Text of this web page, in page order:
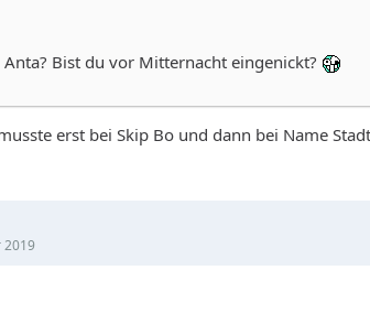
Anta? Bist du vor Mitternacht eingenickt?
erst bei Skip Bo und dann bei Name
2019